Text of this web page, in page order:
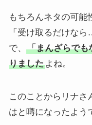
もちろんネタの可能
「受け取るだけな
で、 「まんざらでも
りましたよね。
このことからリナさ
はと噂になったよう